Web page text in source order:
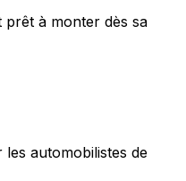
à monter dès sa
automobilistes de